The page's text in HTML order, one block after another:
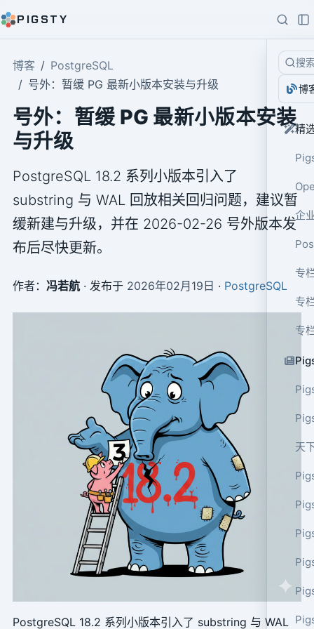
PIGSTY
搜
博
精
企
专
专
专
天
博客
PostgreSQL
号外：暂缓 PG 最新小版本安装与升级
号外：暂缓 PG 最新小版本安装
与升级
PostgreSQL 18.2 系列小版本引入了
substring 与 WAL 回放相关回归问题，建议暂
缓新建与升级，并在 2026-02-26 号外版本发
布后尽快更新。
作者： 冯若航· 发布于 2026年02月19日 · PostgreSQL
PostgreSQL 18.2 系列小版本引入了 substring 与 WAL